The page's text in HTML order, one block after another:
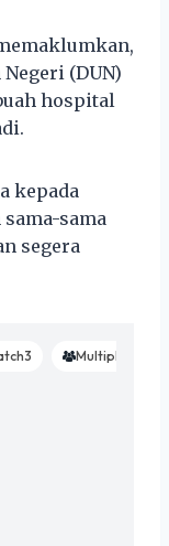
(DUN)
hospital
kepada
sama
segera